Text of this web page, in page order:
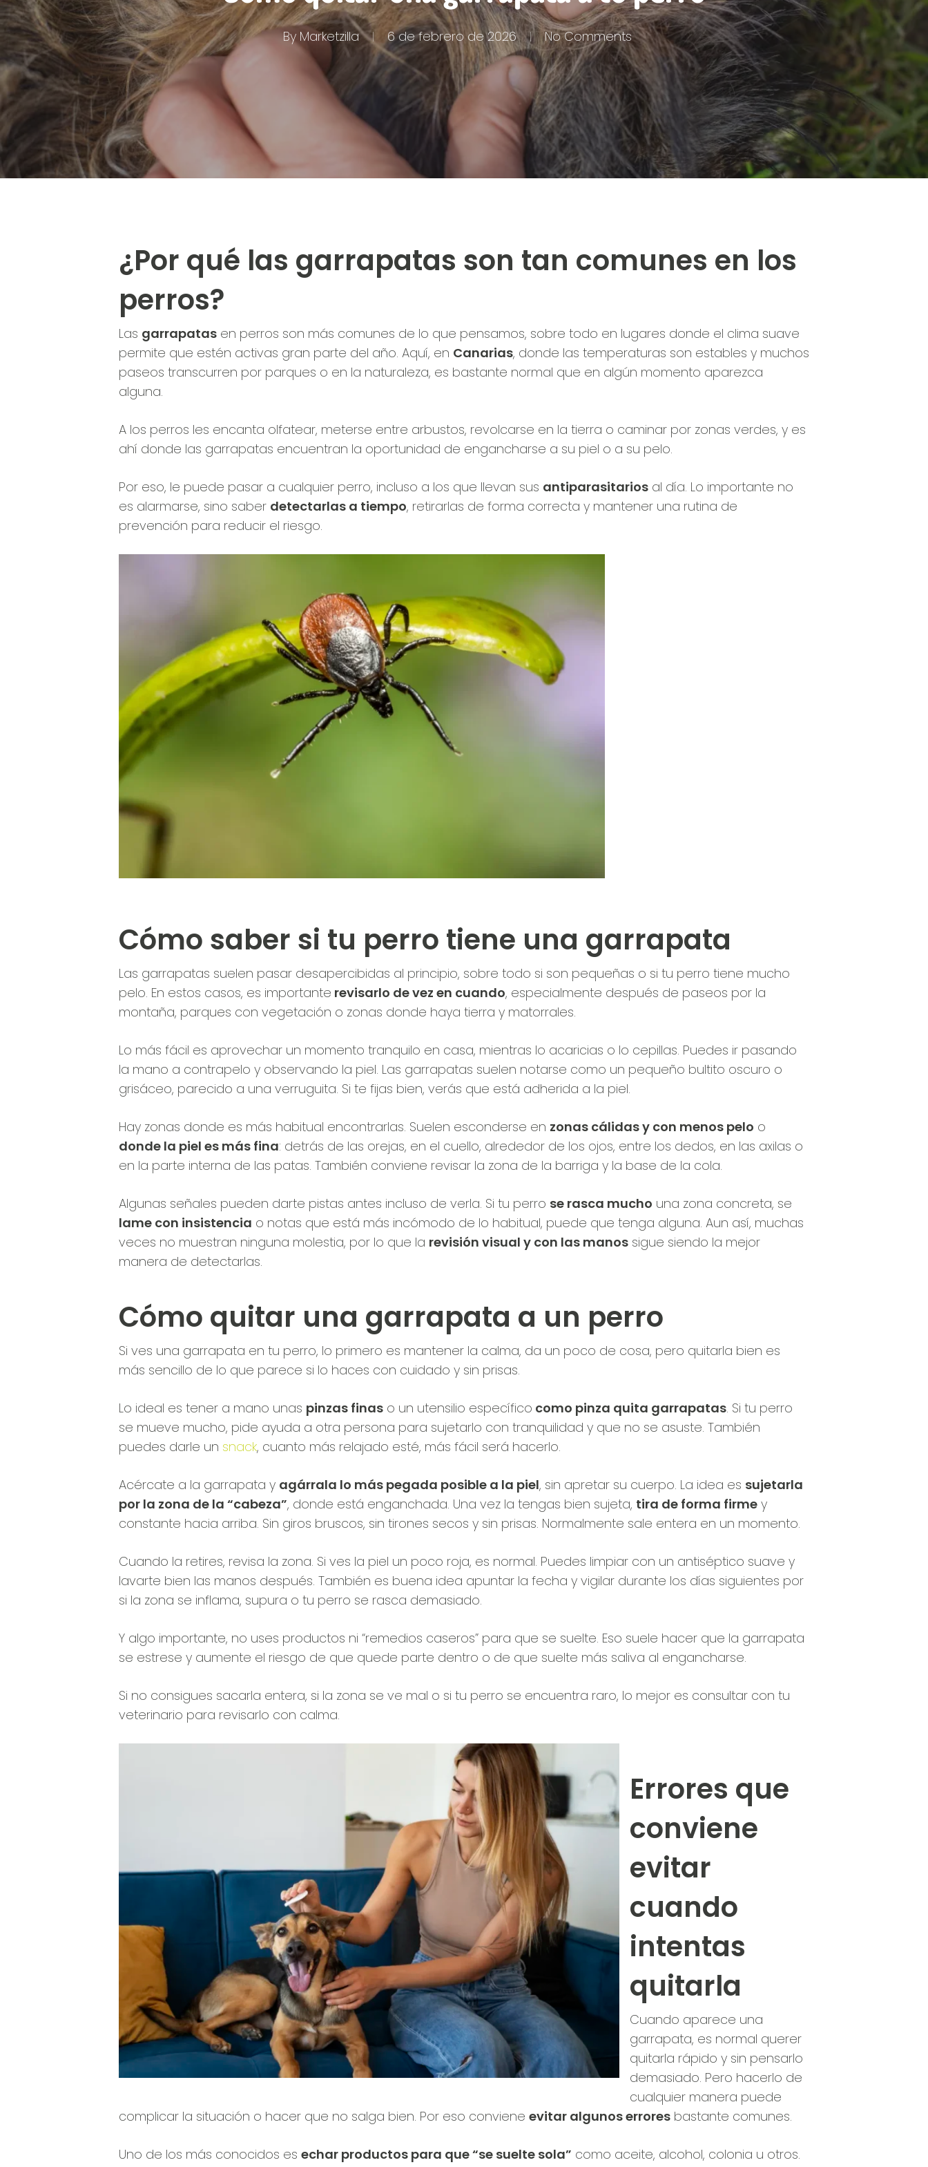
By Marketzilla 6 de febrero de 2026 No Comments
¿Por qué las garrapatas son tan comunes en los
perros?
Las garrapatas en perros son más comunes de lo que pensamos, sobre todo en lugares donde el clima suave
permite que estén activas gran parte del año. Aquí, en Canarias, donde las temperaturas son estables y muchos
paseos transcurren por parques o en la naturaleza, es bastante normal que en algún momento aparezca
alguna.
A los perros les encanta olfatear, meterse entre arbustos, revolcarse en la tierra o caminar por zonas verdes, y es
ahí donde las garrapatas encuentran la oportunidad de engancharse a su piel o a su pelo.
Por eso, le puede pasar a cualquier perro, incluso a los que llevan sus antiparasitarios al día. Lo importante no
es alarmarse, sino saber detectarlas a tiempo, retirarlas de forma correcta y mantener una rutina de
prevención para reducir el riesgo.
Cómo saber si tu perro tiene una garrapata
Las garrapatas suelen pasar desapercibidas al principio, sobre todo si son pequeñas o si tu perro tiene mucho
pelo. En estos casos, es importante revisarlo de vez en cuando, especialmente después de paseos por la
montaña, parques con vegetación o zonas donde haya tierra y matorrales.
Lo más fácil es aprovechar un momento tranquilo en casa, mientras lo acaricias o lo cepillas. Puedes ir pasando
la mano a contrapelo y observando la piel. Las garrapatas suelen notarse como un pequeño bultito oscuro o
grisáceo, parecido a una verruguita. Si te fijas bien, verás que está adherida a la piel.
Hay zonas donde es más habitual encontrarlas. Suelen esconderse en zonas cálidas y con menos pelo o
donde la piel es más fina: detrás de las orejas, en el cuello, alrededor de los ojos, entre los dedos, en las axilas o
en la parte interna de las patas. También conviene revisar la zona de la barriga y la base de la cola.
Algunas señales pueden darte pistas antes incluso de verla. Si tu perro se rasca mucho una zona concreta, se
lame con insistencia o notas que está más incómodo de lo habitual, puede que tenga alguna. Aun así, muchas
veces no muestran ninguna molestia, por lo que la revisión visual y con las manos sigue siendo la mejor
manera de detectarlas.
Cómo quitar una garrapata a un perro
Si ves una garrapata en tu perro, lo primero es mantener la calma, da un poco de cosa, pero quitarla bien es
más sencillo de lo que parece si lo haces con cuidado y sin prisas.
Lo ideal es tener a mano unas pinzas finas o un utensilio específico como pinza quita garrapatas. Si tu perro
se mueve mucho, pide ayuda a otra persona para sujetarlo con tranquilidad y que no se asuste. También
puedes darle un snack, cuanto más relajado esté, más fácil será hacerlo.
Acércate a la garrapata y agárrala lo más pegada posible a la piel, sin apretar su cuerpo. La idea es sujetarla
por la zona de la “cabeza”, donde está enganchada. Una vez la tengas bien sujeta, tira de forma firme y
constante hacia arriba. Sin giros bruscos, sin tirones secos y sin prisas. Normalmente sale entera en un momento.
Cuando la retires, revisa la zona. Si ves la piel un poco roja, es normal. Puedes limpiar con un antiséptico suave y
lavarte bien las manos después. También es buena idea apuntar la fecha y vigilar durante los días siguientes por
si la zona se inflama, supura o tu perro se rasca demasiado.
Y algo importante, no uses productos ni “remedios caseros” para que se suelte. Eso suele hacer que la garrapata
se estrese y aumente el riesgo de que quede parte dentro o de que suelte más saliva al engancharse.
Si no consigues sacarla entera, si la zona se ve mal o si tu perro se encuentra raro, lo mejor es consultar con tu
veterinario para revisarlo con calma.
Errores que
conviene
evitar
cuando
intentas
quitarla
Cuando aparece una
garrapata, es normal querer
quitarla rápido y sin pensarlo
demasiado. Pero hacerlo de
cualquier manera puede
complicar la situación o hacer que no salga bien. Por eso conviene evitar algunos errores bastante comunes.
Uno de los más conocidos es echar productos para que “se suelte sola” como aceite, alcohol, colonia u otros.